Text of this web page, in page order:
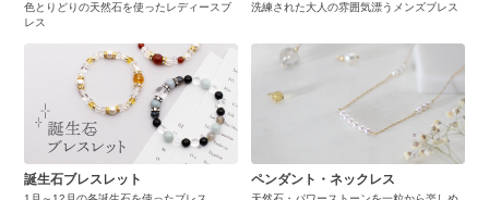
色とりどりの天然石を使ったレディースブ
レス
洗練された大人の雰囲気漂うメンズブレス
誕生石ブレスレット ペンダント・ネックレス